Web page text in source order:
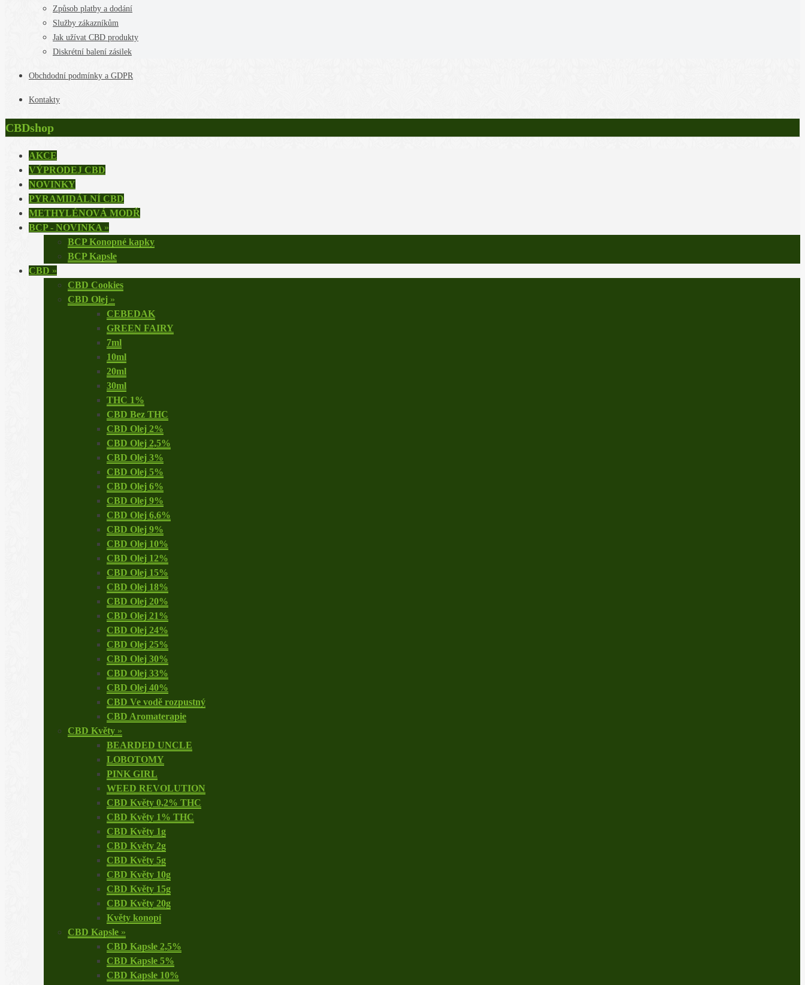
Způsob platby a dodání
Služby zákazníkům
Jak užívat CBD produkty
Diskrétní balení zásilek
Obchdodní podmínky a GDPR
Kontakty
CBDshop
AKCE
VÝPRODEJ CBD
NOVINKY
PYRAMIDÁLNÍ CBD
METHYLÉNOVÁ MODŘ
BCP - NOVINKA »
BCP Konopné kapky
BCP Kapsle
CBD »
CBD Cookies
CBD Olej »
CEBEDAK
GREEN FAIRY
7ml
10ml
20ml
30ml
THC 1%
CBD Bez THC
CBD Olej 2%
CBD Olej 2,5%
CBD Olej 3%
CBD Olej 5%
CBD Olej 6%
CBD Olej 9%
CBD Olej 6,6%
CBD Olej 9%
CBD Olej 10%
CBD Olej 12%
CBD Olej 15%
CBD Olej 18%
CBD Olej 20%
CBD Olej 21%
CBD Olej 24%
CBD Olej 25%
CBD Olej 30%
CBD Olej 33%
CBD Olej 40%
CBD Ve vodě rozpustný
CBD Aromaterapie
CBD Květy »
BEARDED UNCLE
LOBOTOMY
PINK GIRL
WEED REVOLUTION
CBD Květy 0,2% THC
CBD Květy 1% THC
CBD Květy 1g
CBD Květy 2g
CBD Květy 5g
CBD Květy 10g
CBD Květy 15g
CBD Květy 20g
Květy konopí
CBD Kapsle »
CBD Kapsle 2,5%
CBD Kapsle 5%
CBD Kapsle 10%